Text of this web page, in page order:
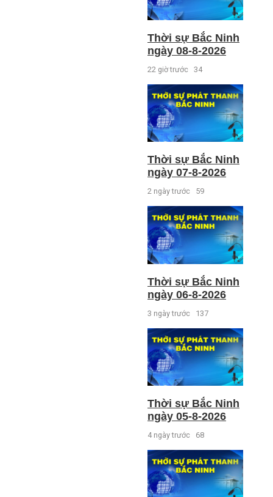
Thời sự Bắc Ninh
ngày 08-8-2026
22 giờ trước 34
Thời sự Bắc Ninh
ngày 07-8-2026
2 ngày trước 59
Thời sự Bắc Ninh
ngày 06-8-2026
3 ngày trước 137
Thời sự Bắc Ninh
ngày 05-8-2026
4 ngày trước 68